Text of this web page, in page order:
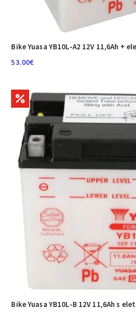
Bike Yuasa YB10L-A2 12V 11,6Ah +
53.00€
Bike Yuasa YB10L-B 12V 11,6Ah s